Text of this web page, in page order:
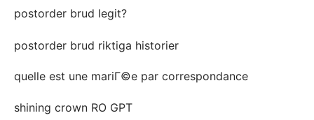
postorder brud legit?
postorder brud riktiga historier
quelle est une mariГ©e par correspondance
shining crown RO GPT